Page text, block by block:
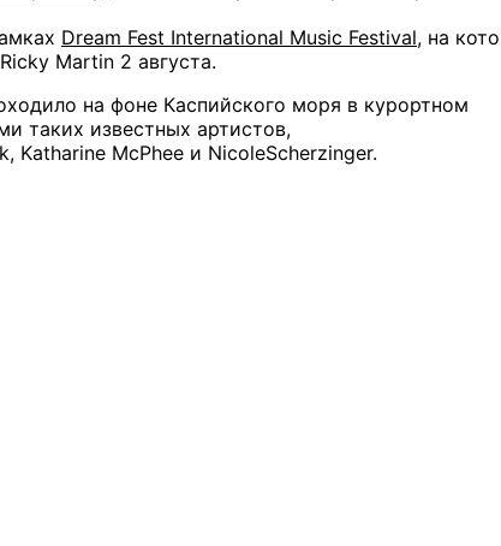
Dream Fest International Music Festival, на
Martin 2 августа.
на фоне Каспийского моря в курортном
таких известных артистов,
Katharine McPhee и NicoleScherzinger.